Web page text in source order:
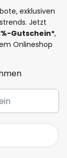
exklusiven
Jetzt
-Gutschein*,
Onlineshop